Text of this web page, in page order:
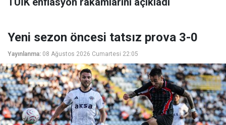
Yeni sezon öncesi tatsız prova 3-0
Yayınlanma: 08 Ağustos 2026 Cumartesi 22:05